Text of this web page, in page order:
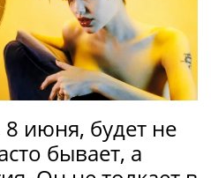
июня, будет не
бывает, а